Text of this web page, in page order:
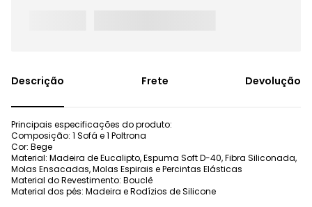
Frete Devolução
Principais especificações do produto:
Composição: 1 Sofá e 1 Poltrona
Cor: Bege
Material: Madeira de Eucalipto, Espuma Soft D-40, Fibra Siliconada,
Molas Ensacadas, Molas Espirais e Percintas Elásticas
Material do Revestimento: Bouclê
Material dos pés: Madeira e Rodízios de Silicone